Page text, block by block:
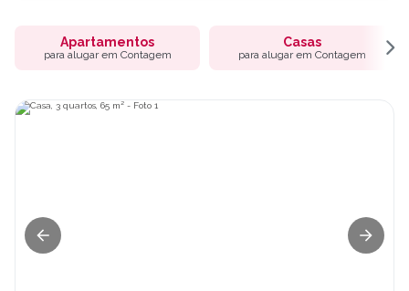
Apartamentos
para alugar em Contagem
Casas
para alugar em Contagem